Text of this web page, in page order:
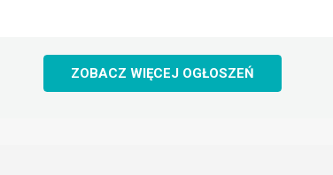
ZOBACZ WIĘCEJ OGŁOSZEŃ